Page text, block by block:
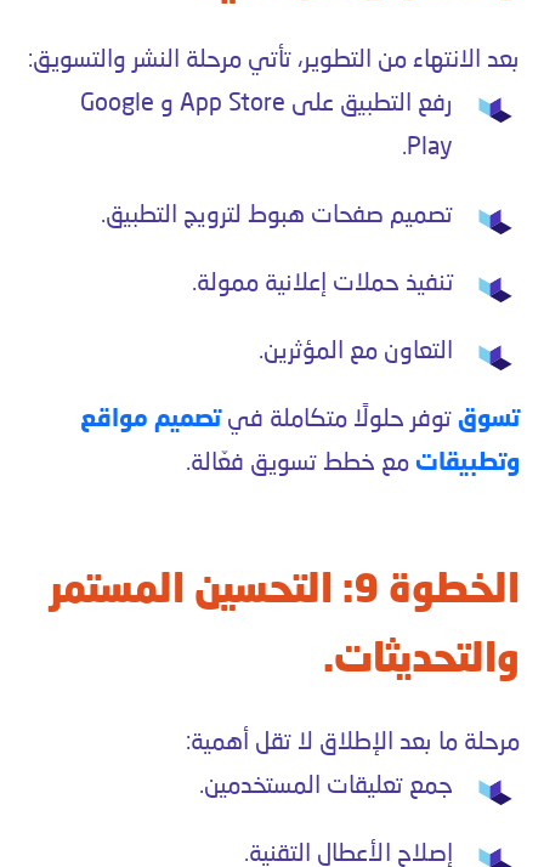
بعد الانتهاء من التطوير، تأتي مرحلة النشر والتسويق:
رفع التطبيق على App Store و Google
Play.
تصميم صفحات هبوط لترويج التطبيق.
تنفيذ حملات إعلانية ممولة.
التعاون مع المؤثرين.
تسوق توفر حلولًا متكاملة فيتصميم مواقع
وتطبيقات مع خطط تسويق فعّالة.
الخطوة 9: التحسين المستمر
والتحديثات.
مرحلة ما بعد الإطلاق لا تقل أهمية:
جمع تعليقات المستخدمين.
إصلاح الأعطال التقنية.